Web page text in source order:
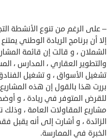
– على الرغم من تنوع الأنشطة
الشملان ، و قالت إن قائمة
والتطوير العقاري ، المدارس ،
تشغيل الأسواق ، و تشغيل
بررت هذا بالقول إن هذه
للقرض المتوفر في ريادة ، و
مشاريع المقاولات العامة ، وذلك
الزائدة ، و أشارت إلى أنه
الخبرة في الممارسة.